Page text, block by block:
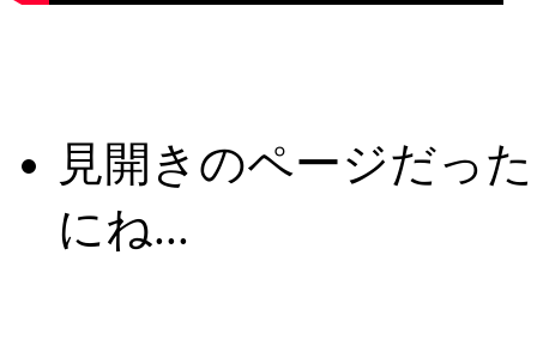
見開きのページだっ
にね...